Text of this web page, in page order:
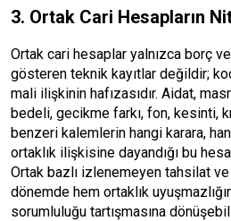
3. Ortak Cari Hesapların
Ortak cari hesaplar yalnızca borç
gösteren teknik kayıtlar değildir;
mali ilişkinin hafızasıdır. Aidat,
bedeli, gecikme farkı, fon, kesinti,
benzeri kalemlerin hangi karara,
ortaklık ilişkisine dayandığı bu
Ortak bazlı izlenemeyen tahsilat
dönemde hem ortaklık
sorumluluğu tartışmasına